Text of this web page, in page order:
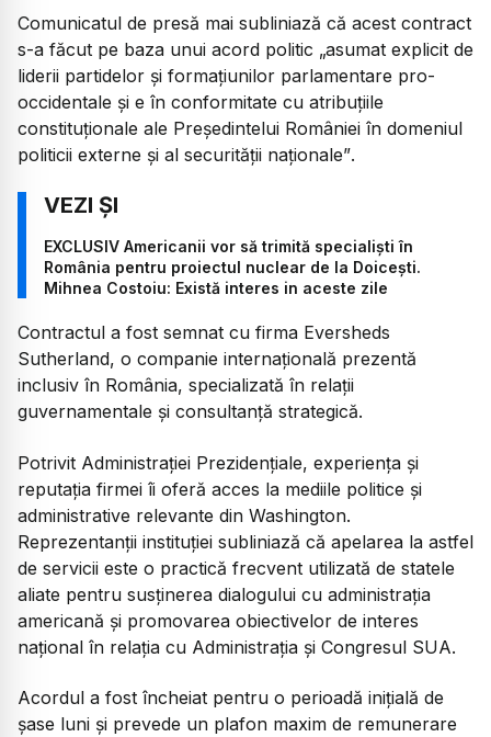
Comunicatul de presă mai subliniază că acest contract
s-a făcut pe baza unui acord politic „asumat explicit de
liderii partidelor și formațiunilor parlamentare pro-
occidentale și e în conformitate cu atribuțiile
constituționale ale Președintelui României în domeniul
politicii externe și al securității naționale”.
EXCLUSIV Americanii vor să trimită specialiști în
România pentru proiectul nuclear de la Doicești.
Mihnea Costoiu: Există interes in aceste zile
Contractul a fost semnat cu firma Eversheds
Sutherland, o companie internațională prezentă
inclusiv în România, specializată în relații
guvernamentale și consultanță strategică.
Potrivit Administrației Prezidențiale, experiența și
reputația firmei îi oferă acces la mediile politice și
administrative relevante din Washington.
Reprezentanții instituției subliniază că apelarea la astfel
de servicii este o practică frecvent utilizată de statele
aliate pentru susținerea dialogului cu administrația
americană și promovarea obiectivelor de interes
național în relația cu Administrația și Congresul SUA.
Acordul a fost încheiat pentru o perioadă inițială de
șase luni și prevede un plafon maxim de remunerare